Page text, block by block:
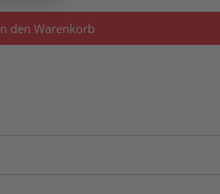
den Warenkorb